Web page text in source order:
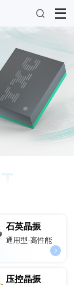
石英晶振
通用型·高性能
压控晶振